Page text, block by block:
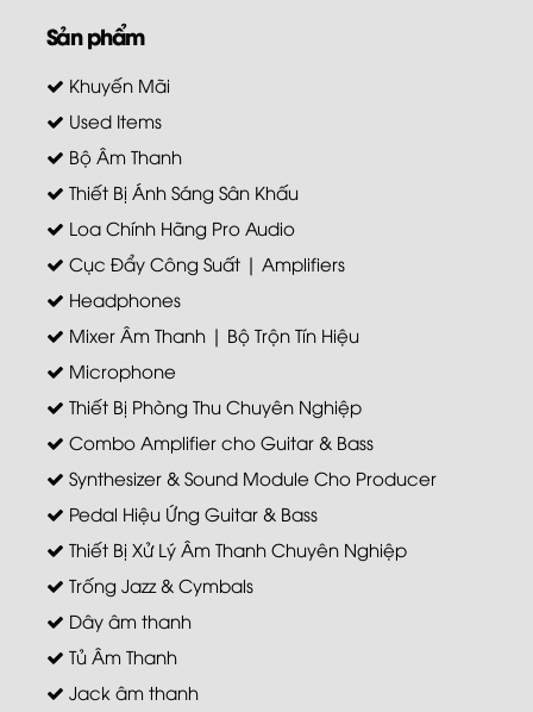
Sản phẩm
Khuyến Mãi
Used Items
Bộ Âm Thanh
Thiết Bị Ánh Sáng Sân Khấu
Loa Chính Hãng Pro Audio
Cục Đẩy Công Suất | Amplifiers
Headphones
Mixer Âm Thanh | Bộ Trộn Tín Hiệu
Microphone
Thiết Bị Phòng Thu Chuyên Nghiệp
Combo Amplifier cho Guitar & Bass
Synthesizer & Sound Module Cho Producer
Pedal Hiệu Ứng Guitar & Bass
Thiết Bị Xử Lý Âm Thanh Chuyên Nghiệp
Trống Jazz & Cymbals
Dây âm thanh
Tủ Âm Thanh
Jack âm thanh